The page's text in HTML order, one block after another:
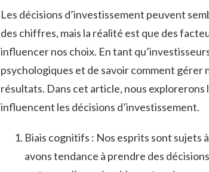
Les décisions d’investissement peuvent
des ⁢chiffres, mais‌ la ‌réalité est que ⁣des
influencer nos choix. En tant
psychologiques et de‌ savoir comment
résultats. Dans⁢ cet article, ​nous
influencent les‌ décisions d’investissement.
Biais cognitifs : Nos‍ esprits⁣ sont sujets
avons tendance à⁤ prendre des